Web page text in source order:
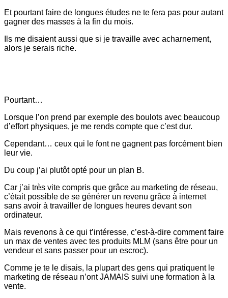
Et pourtant faire de longues études ne te fera pas pour autant
gagner des masses à la fin du mois.
Ils me disaient aussi que si je travaille avec acharnement,
alors je serais riche.
Pourtant…
Lorsque l’on prend par exemple des boulots avec beaucoup
d’effort physiques, je me rends compte que c’est dur.
Cependant… ceux qui le font ne gagnent pas forcément bien
leur vie.
Du coup j’ai plutôt opté pour un plan B.
Car j’ai très vite compris que grâce au marketing de réseau,
c’était possible de se générer un revenu grâce à internet
sans avoir à travailler de longues heures devant son
ordinateur.
Mais revenons à ce qui t’intéresse, c’est-à-dire comment faire
un max de ventes avec tes produits MLM (sans être pour un
vendeur et sans passer pour un escroc).
Comme je te le disais, la plupart des gens qui pratiquent le
marketing de réseau n’ont JAMAIS suivi une formation à la
vente.